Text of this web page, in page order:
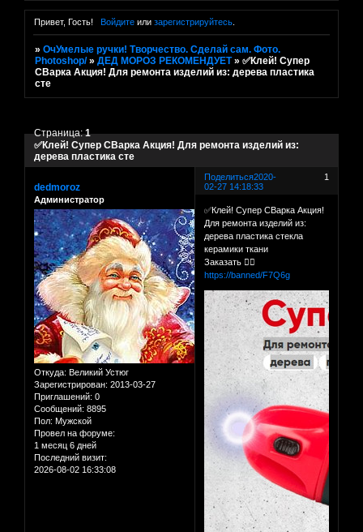
Привет, Гость! Войдитеили зарегистрируйтесь.
»ОчУмелые ручки! Творчество. Сделай сам. Фото.
Photoshop/ »ДЕД МОРОЗ РЕКОМЕНДУЕТ »✅Клей! Супер
СВарка Акция! Для ремонта изделий из: дерева пластика
сте
✅Клей! Супер СВарка Акция! Для ремонта изделий из:
дерева пластика сте
Страница:1
Поделиться 1
2020-
02-27 14:18:33
dedmoroz
Администратор
Откуда: Великий Устюг
Зарегистрирован: 2013-03-27
Приглашений: 0
Сообщений: 8895
Пол: Мужской
Провел на форуме:
1 месяц 6 дней
Последний визит:
2026-08-02 16:33:08
✅Клей! Супер СВарка Акция!
Для ремонта изделий из:
дерева пластика стекла
керамики ткани
Заказать 👉🏻
https://banned/F7Q6g